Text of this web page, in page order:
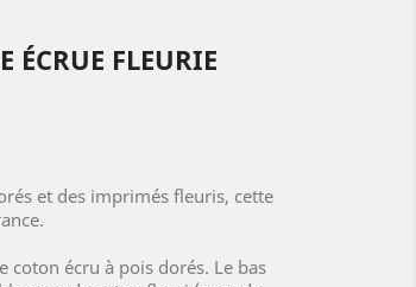
ÉCRUE FLEURIE
et des imprimés fleuris, cette
coton écru à pois dorés. Le bas